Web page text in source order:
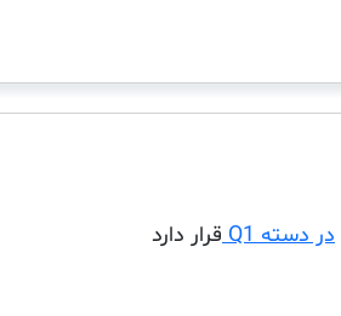
در دسته Q1 قرار دارد